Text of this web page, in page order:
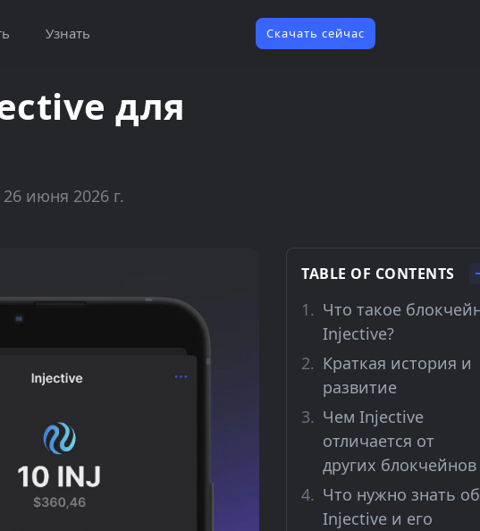
Узнать Скачать сейчас
для
июня 2026 г.
TABLE OF CONTENTS
Что такое
Injective?
Краткая история и
развитие
Чем Injective
отличается от
других блокчейнов
Что нужно знать об
Injective и его